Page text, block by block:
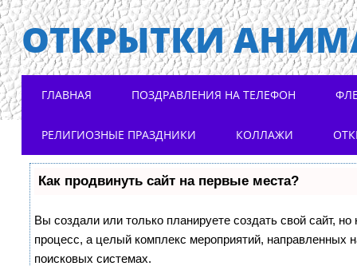
ОТКРЫТКИ
Main menu
ГЛАВНАЯ ПОЗДРАВЛЕНИЯ НА ТЕЛЕФОН
РЕЛИГИОЗНЫЕ ПРАЗДНИКИ КОЛЛАЖИ
Как продвинуть сайт на первые места?
Вы создали или только планируете создать свой сайт,
процесс, а целый комплекс мероприятий, направленных
поисковых системах.